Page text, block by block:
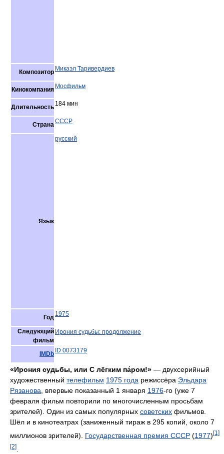
Композитор Микаэл Таривердиев
Кинокомпания Мосфильм
Длительность 184 мин
СтранаСССР
Язык
русский
Год 1975
Следующий
фильм
Ирония судьбы: продолжение
IMDb ID 0073179
«Ирония судьбы, или С лёгким па́ром!» — двухсерийный
художественный телефильм 1975 года режиссёра Эльдара
Рязанова , впервые показанный 1 января 1976-го (уже 7
февраля фильм повторили по многочисленным просьбам
зрителей). Один из самых популярных советских фильмов.
Шёл и в кинотеатрах (заниженный тираж в 295 копий, около 7
миллионов зрителей). Государственная премия СССР (1977)[1]
[2]